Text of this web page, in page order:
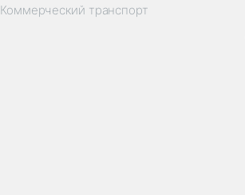
Коммерческий транспорт